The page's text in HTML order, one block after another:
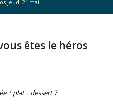
jeudi 21 mai
êtes le héros
+ plat + dessert 7